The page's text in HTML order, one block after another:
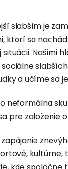
slabším je
ktorí sa
Našimi
a učíme sa
neformálna
pre založenie
kultúrne,